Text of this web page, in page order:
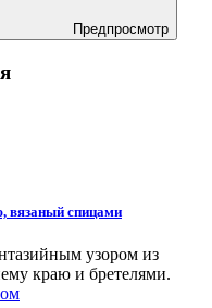
Предпросмотр
вязаный спицами
узором из
краю и бретелями.